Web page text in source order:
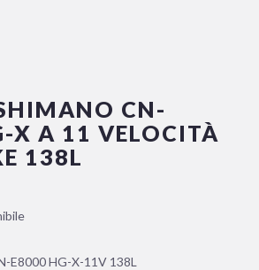
CN-
X A 11 VELOCITÀ
138L
E8000 HG-X-11V 138L